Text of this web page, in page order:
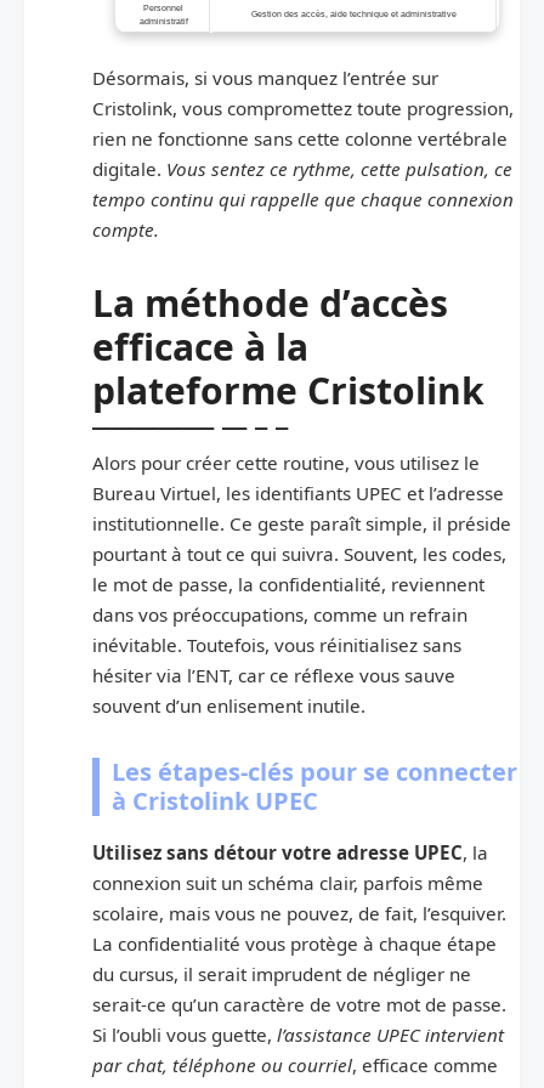
Personnel
administratif
Gestion des accès, aide technique et administrative
Désormais, si vous manquez l’entrée sur
Cristolink, vous compromettez toute progression,
rien ne fonctionne sans cette colonne vertébrale
digitale. Vous sentez ce rythme, cette pulsation, ce
tempo continu qui rappelle que chaque connexion
compte.
La méthode d’accès
efficace à la
plateforme Cristolink
Alors pour créer cette routine, vous utilisez le
Bureau Virtuel, les identifiants UPEC et l’adresse
institutionnelle. Ce geste paraît simple, il préside
pourtant à tout ce qui suivra. Souvent, les codes,
le mot de passe, la confidentialité, reviennent
dans vos préoccupations, comme un refrain
inévitable. Toutefois, vous réinitialisez sans
hésiter via l’ENT, car ce réflexe vous sauve
souvent d’un enlisement inutile.
Les étapes-clés pour se connecter
à Cristolink UPEC
Utilisez sans détour votre adresse UPEC, la
connexion suit un schéma clair, parfois même
scolaire, mais vous ne pouvez, de fait, l’esquiver.
La confidentialité vous protège à chaque étape
du cursus, il serait imprudent de négliger ne
serait-ce qu’un caractère de votre mot de passe.
Si l’oubli vous guette, l’assistance UPEC intervient
par chat, téléphone ou courriel, efficace comme